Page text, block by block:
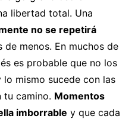
libertad total. Una
no se repetirá
menos. En muchos de
es probable que no los
mismo sucede con las
tu camino. Momentos
imborrable y que cada